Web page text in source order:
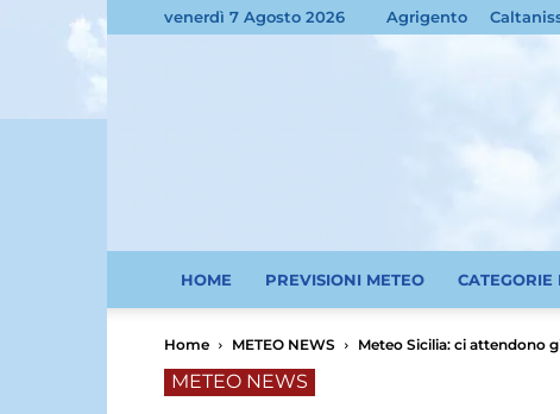
venerdì 7 Agosto 2026 Agrigento
HOME PREVISIONI METEO CATEGORIE
Home METEO NEWS Meteo Sicilia: ci attendono
METEO NEWS